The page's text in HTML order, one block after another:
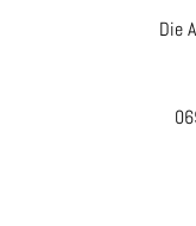
Die